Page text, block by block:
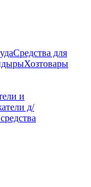
Средства для
Хозтовары
и
д/